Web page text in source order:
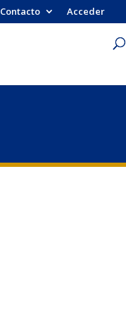
Contacto Acceder